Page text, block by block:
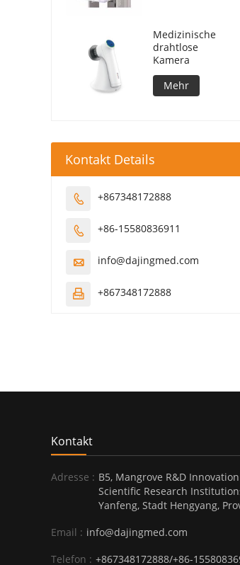
Medizinische
drahtlose
Kamera
Mehr
Kontakt Details
 +867348172888
 +86-15580836911
 info@dajingmed.com
 +867348172888
Kontakt
Adresse : B5, Mangrove R&D
Scientific Research
Yanfeng, Stadt Hengyang,
Email : info@dajingmed.com
Telefon : +867348172888/+86-